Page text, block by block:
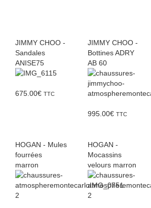
JIMMY CHOO -
Sandales
ANISE75
675.00€ TTC
JIMMY CHOO -
Bottines ADRY
AB 60
995.00€ TTC
HOGAN - Mules
fourrées
marron
HOGAN -
Mocassins
velours marron